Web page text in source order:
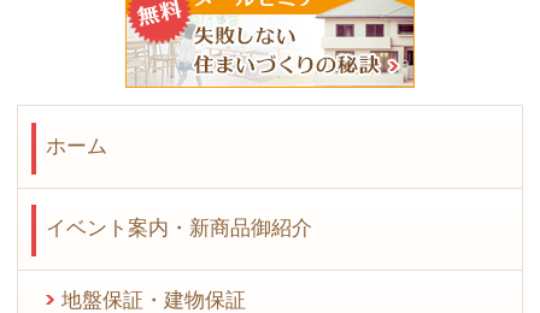
ホーム
イベント案内・新商品御紹介
地盤保証・建物保証